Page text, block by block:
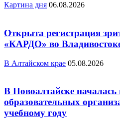
Картина дня 06.08.2026
Открыта регистрация
«КАРДО» во
В Алтайском крае 05.08.2026
В Новоалтайске
образовательных
учебному году